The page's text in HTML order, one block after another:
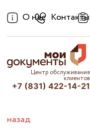
О нас Контакты
Центр обслуживания
клиентов
+7 (831) 422-14-21
назад